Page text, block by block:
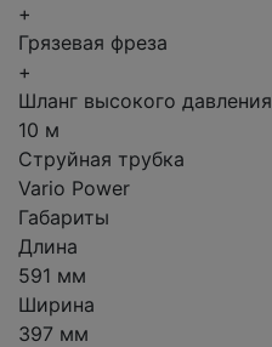
+
Грязевая фреза
+
Шланг высокого давления
10 м
Струйная трубка
Vario Power
Габариты
Длина
591 мм
Ширина
397 мм